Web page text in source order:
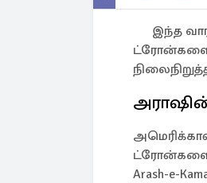
இந்த
ட்ரோன்களை
ட்ரோன்களை
Arash-e-